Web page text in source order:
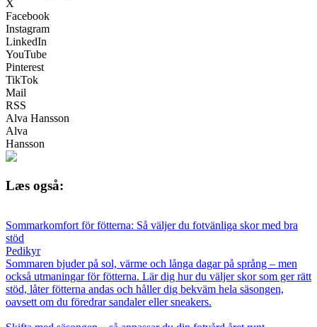
X
Facebook
Instagram
LinkedIn
YouTube
Pinterest
TikTok
Mail
RSS
Alva Hansson
Alva
Hansson
Læs også:
Sommarkomfort för fötterna: Så väljer du fotvänliga skor med bra
stöd
Pedikyr
Sommaren bjuder på sol, värme och långa dagar på språng – men
också utmaningar för fötterna. Lär dig hur du väljer skor som ger rätt
stöd, låter fötterna andas och håller dig bekväm hela säsongen,
oavsett om du föredrar sandaler eller sneakers.